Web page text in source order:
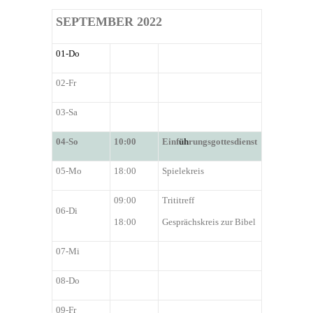
SEPTEMBER2022
01-Do
02-Fr
03-Sa
04-So 10:00 Einführungsgottesdienst
05-Mo 18:00 Spielekreis
06-Di
09:00
18:00
Trititreff
Gesprächskreis zur Bibel
07-Mi
08-Do
09-Fr